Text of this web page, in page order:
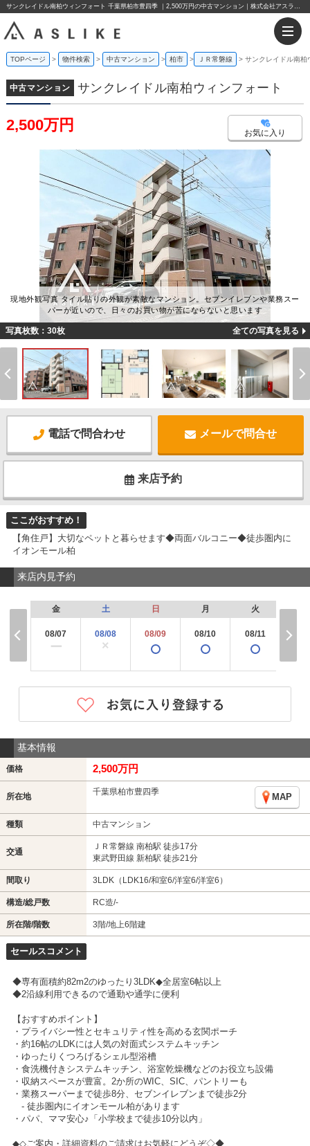
サンクレイドル南柏ウィンフォート 千葉県柏市豊四季 ｜2,500万円の中古マンション｜株式会社アスライク
TOPページ 物件検索 中古マンション 柏市 ＪＲ常磐線 サンクレイドル南柏
中古マンション サンクレイドル南柏ウィンフォート
2,500万円 お気に入り
現地外観写真 タイル貼りの外観が素敵なマンション。セブンイレブンや業務スー
パーが近いので、日々のお買い物が苦にならないと思います
写真枚数：30枚 全ての写真を見る
電話で問合わせ メールで問合せ
来店予約
ここがおすすめ！
【角住戸】大切なペットと暮らせます◆両面バルコニー◆徒歩圏内に
イオンモール柏
来店内見予約
金
08/07
ー
土
08/08
×
日
08/09
月
08/10
火
08/11
基本情報
価格 2,500万円
所在地 千葉県柏市豊四季
MAP
種類 中古マンション
交通
ＪＲ常磐線 南柏駅 徒歩17分
東武野田線 新柏駅 徒歩21分
間取り 3LDK（LDK16/和室6/洋室6/洋室6）
構造/総戸数 RC造/-
所在階/階数 3階/地上6階建
セールスコメント
◆専有面積約82m2のゆったり3LDK◆全居室6帖以上
◆2沿線利用できるので通勤や通学に便利
【おすすめポイント】
・プライバシー性とセキュリティ性を高める玄関ポーチ
・約16帖のLDKには人気の対面式システムキッチン
・ゆったりくつろげるシェル型浴槽
・食洗機付きシステムキッチン、浴室乾燥機などのお役立ち設備
・収納スペースが豊富。2か所のWIC、SIC、パントリーも
・業務スーパーまで徒歩8分、セブンイレブンまで徒歩2分
- 徒歩圏内にイオンモール柏があります
・パパ、ママ安心♪「小学校まで徒歩10分以内」
◆◇ご案内・詳細資料のご請求はお気軽にどうぞ◇◆